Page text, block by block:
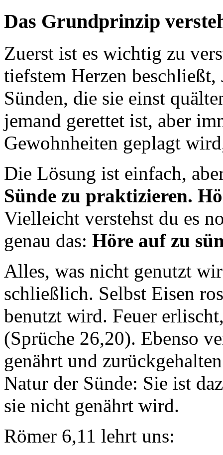
Das Grundprinzip
Zuerst ist es wichtig zu
tiefstem Herzen beschließt,
Sünden, die sie einst
jemand gerettet ist, aber
Gewohnheiten geplagt
Die Lösung ist einfach,
Sünde zu praktizieren.
Vielleicht verstehst du es
genau das: Höre auf zu
Alles, was nicht genutzt
schließlich. Selbst Eisen
benutzt wird. Feuer
(Sprüche 26,20). Ebenso
genährt und
Natur der Sünde: Sie ist
sie nicht genährt wird.
Römer 6,11 lehrt uns: